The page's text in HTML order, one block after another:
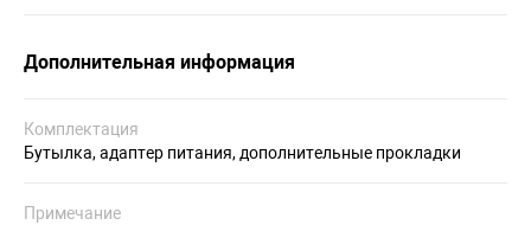
Дополнительная информация
Комплектация
Бутылка, адаптер питания, дополнительные прокладки
Примечание